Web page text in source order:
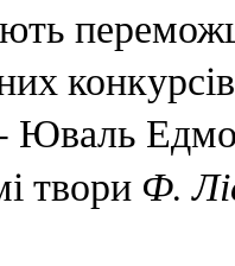
Юваль
твори Ф.